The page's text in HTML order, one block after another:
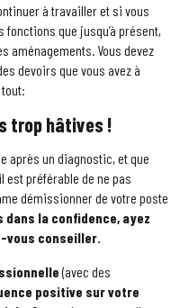
à travailler et si vous
que jusqu’à présent,
aménagements. Vous devez
devoirs que vous avez à
trop hâtives !
après un diagnostic, et que
préférable de ne pas
démissionner de votre poste
dans la confidence, ayez
conseiller.
(avec des
positive sur votre